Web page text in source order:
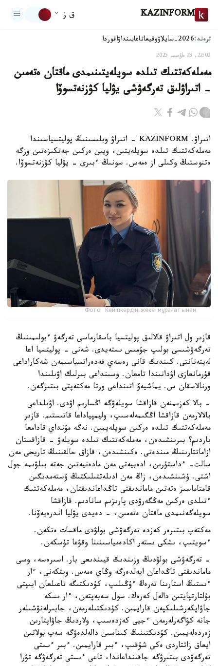
KAZINFORM ق ز
ترەند:2026-سايلاۋ وقيعاتاعايىنداۋاقوردا
22:02, 23 ماۋسىم 2025
مەملەكەتتىك تىلدە سويلەيتىنىمدى ماقتان ەتەمىن
- اتىراۋلىق تەرگەۋشى يۋليا كۋزنەتسوۆا
اتىراۋ. KAZINFORM - اتىراۋ وبلىسىنىڭ پوليتسياسىندا
مەملەكەتتىك تىلدە سويلەيتىن، ويىن ەركىن جەتكىزەتىن وزگە
ەتنوستىڭ وكىلى از ەمەس. سونىڭ ءبىرى - يۋليا كۋزنەتسوۆا.
Фото: Кейіпкердің жеке мұрағатынан
قازىر ول اتىراۋ قالالىق پوليتسيا باسقارماسى تەرگەۋ ءبولىمىنىڭ
تەرگەۋشىسى بولىپ جۇمىس ىستەيدى. شەنى - پوليتسيا اعا
لەيتەنانتى. كىندىك قانى رەسەي فەدەراتسياسىمەن شەكاراداعى
قۇرمانعازى اۋدانىندا تامعان. وسىنداعى بىرلىك اۋىلىندا
ورنالاسقان س. يماشيەۆ اتىنداعى ورتا مەكتەپتى بىتىرگەن.
- بالا كەزىمنەن قازاقشا سويلەۋگە اڭسارىم اۋدى. اۋىلداعى
بالالارمەن قازاقشا اڭگىمەلەسىپ، وليمپياداعا قاتىستىم. قازىر
مەملەكەتتىك تىلدە ەركىن سويلەيمىن. نەگە مۇنداي قادامعا
باردىم؟ بىرىنشىدەن، مەملەكەتتىك تىلدە سويلەۋ - قازاقستان
ازاماتتارىنىڭ مىندەتى. ەكىنشىدەن، قازاق حالقىنىڭ تاريحى مەن
سالت- ءداستۇرىن، ادەبيەتى مەن مادەنيەتىن جەتە بىلۋىمە جول
اشتى. ۇشىنشىدەن، زاڭ مەن ادىلەتتىلىكتىڭ ۇستەمدىگىن
قامتاماسىز ەتەتىن ماماندىقتى تاڭداعاندىقتان، مەملەكەتتىك
ءتىلدى ەركىن مەڭگەرۋدى پارىزىم سانادىم. قازاقشا
سويلەگەنىمدى ماقتان ەتەمىن، - دەيدى يۋليا اندرەيەۆنا.
مەكتەپ بىتىرەر كەزدە تەرگەۋشى بولۋدى ماقسات ەتكەن.
ءسويتىپ، ىشكى ىستەر اكادەمياسىنىنا وقۋعا تۇسكەن.
- تەرگەۋشى بولۋدىڭ وزىندىك قيىندىعى بار. اسىرەسە، وسى
ماماندىقتى تاڭداعان ايەلدەرگە وڭاي ەمەس. ويتكەنى، ءار
ءىستىڭ استارىنا تەرەڭ ءۇڭىلىپ، كۇدىكتىگە تاعىلعان ايىپتى
بۇلتارتپايتىن دالەل كەرەك. سول سەبەپتەن، ءار ىسكە
جاۋاپكەرشىلىكپەن قارايمىن. كۇدىكتىلەرمەن، جابىرلەنۋشىلەر
جانە كۋاگەرلەرمەن ءجيى كەزدەسىپ، ولاردىڭ جاۋاپتارىن
زەردەلەيمىن. كۇدىكتىنىڭ كىناسىن دالەلدەۋگە سەپ بولاتىن
ايعاق زاتتاردى ەكى شۇقىپ، ءبىر قارايمىن. ءبىر ءىستى
تەرگەۋدى بىتىرۋگە جاقىنداعاندا، تاعى ءىستى تەرگەۋگە تۋرا